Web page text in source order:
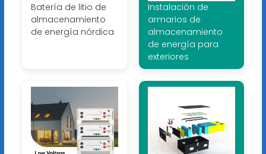
Batería de litio de
almacenamiento
de energía nórdica
Instalación de
armarios de
almacenamiento
de energía para
exteriores